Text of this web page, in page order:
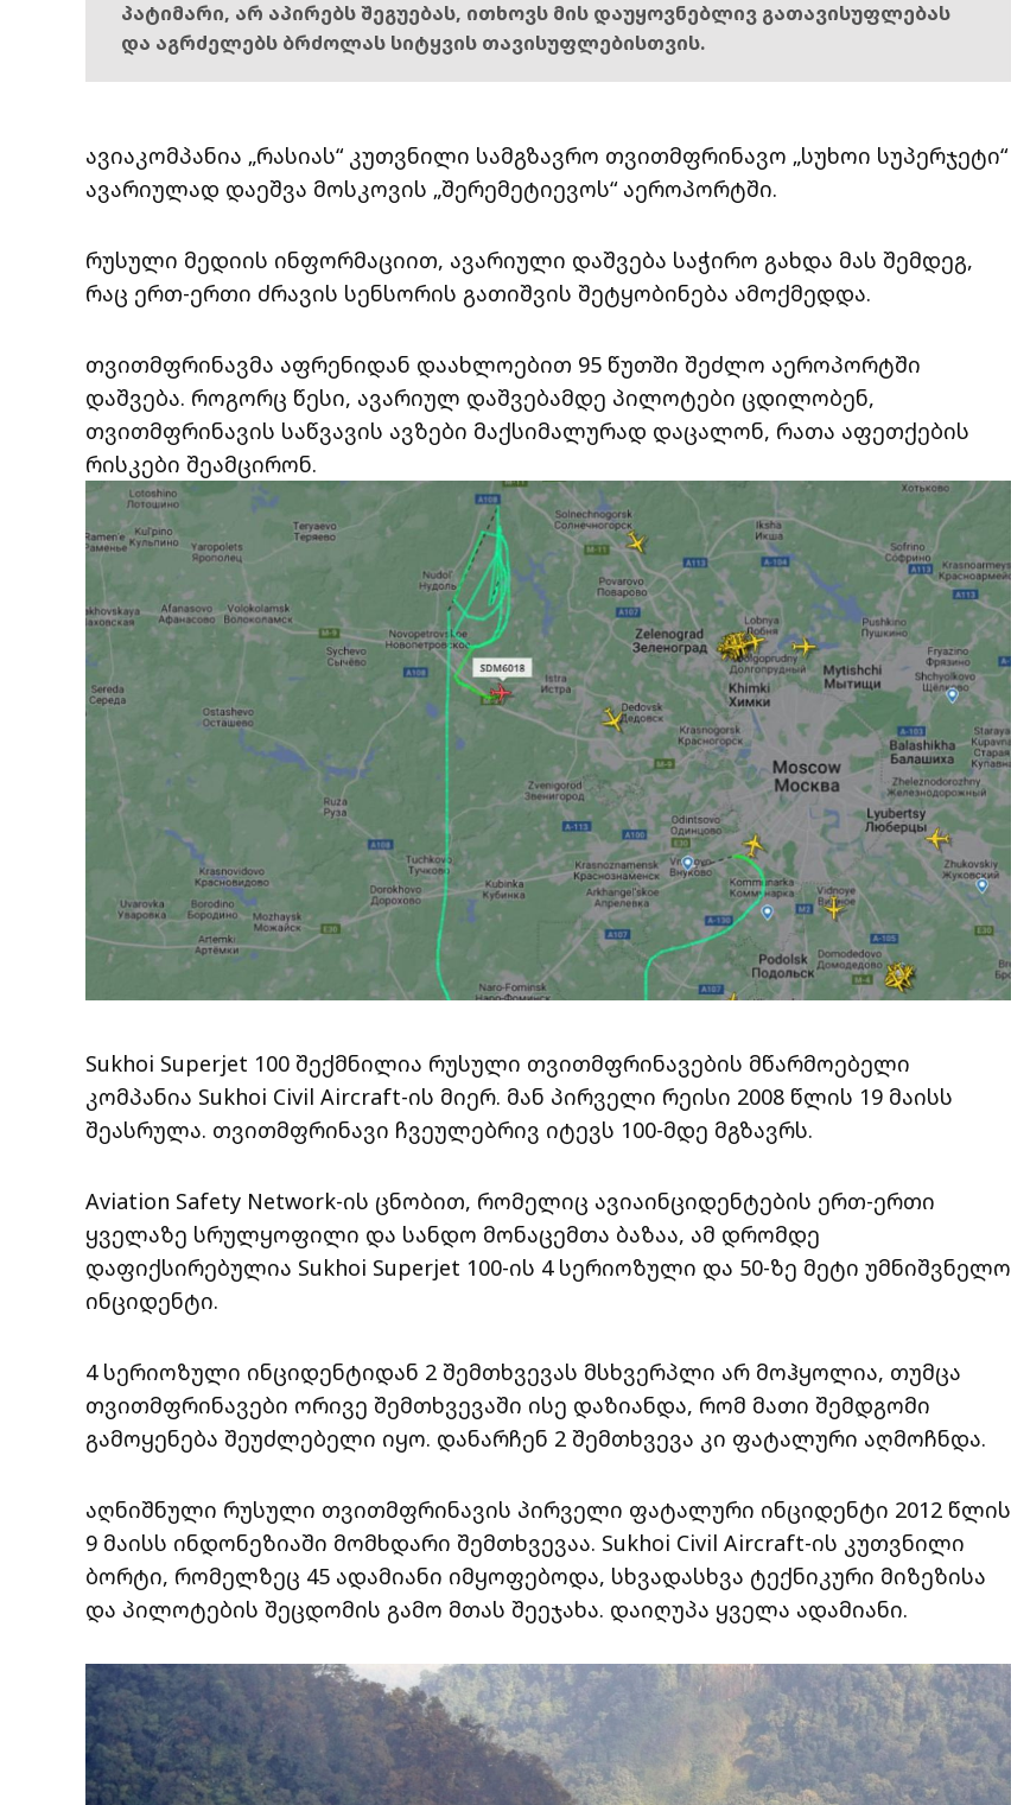
პატიმარი, არ აპირებს შეგუებას, ითხოვს მის დაუყოვნებლივ გათავისუფლებას
და აგრძელებს ბრძოლას სიტყვის თავისუფლებისთვის.
ავიაკომპანია „რასიას“ კუთვნილი სამგზავრო თვითმფრინავო „სუხოი სუპერჯეტი“
ავარიულად დაეშვა მოსკოვის „შერემეტიევოს“ აეროპორტში.
რუსული მედიის ინფორმაციით, ავარიული დაშვება საჭირო გახდა მას შემდეგ,
რაც ერთ-ერთი ძრავის სენსორის გათიშვის შეტყობინება ამოქმედდა.
თვითმფრინავმა აფრენიდან დაახლოებით 95 წუთში შეძლო აეროპორტში
დაშვება. როგორც წესი, ავარიულ დაშვებამდე პილოტები ცდილობენ,
თვითმფრინავის საწვავის ავზები მაქსიმალურად დაცალონ, რათა აფეთქების
რისკები შეამცირონ.
Sukhoi Superjet 100 შექმნილია რუსული თვითმფრინავების მწარმოებელი
კომპანია Sukhoi Civil Aircraft-ის მიერ. მან პირველი რეისი 2008 წლის 19 მაისს
შეასრულა. თვითმფრინავი ჩვეულებრივ იტევს 100-მდე მგზავრს.
Aviation Safety Network-ის ცნობით, რომელიც ავიაინციდენტების ერთ-ერთი
ყველაზე სრულყოფილი და სანდო მონაცემთა ბაზაა, ამ დრომდე
დაფიქსირებულია Sukhoi Superjet 100-ის 4 სერიოზული და 50-ზე მეტი უმნიშვნელო
ინციდენტი.
4 სერიოზული ინციდენტიდან 2 შემთხვევას მსხვერპლი არ მოჰყოლია, თუმცა
თვითმფრინავები ორივე შემთხვევაში ისე დაზიანდა, რომ მათი შემდგომი
გამოყენება შეუძლებელი იყო. დანარჩენ 2 შემთხვევა კი ფატალური აღმოჩნდა.
აღნიშნული რუსული თვითმფრინავის პირველი ფატალური ინციდენტი 2012 წლის
9 მაისს ინდონეზიაში მომხდარი შემთხვევაა. Sukhoi Civil Aircraft-ის კუთვნილი
ბორტი, რომელზეც 45 ადამიანი იმყოფებოდა, სხვადასხვა ტექნიკური მიზეზისა
და პილოტების შეცდომის გამო მთას შეეჯახა. დაიღუპა ყველა ადამიანი.